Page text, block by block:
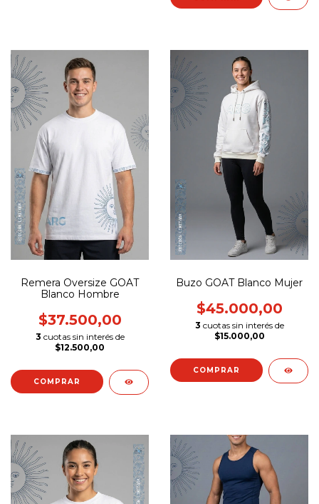
Remera Oversize GOAT
Blanco Hombre
$37.500,00
3 cuotas sin interés de
$12.500,00
COMPRAR
Buzo GOAT Blanco Mujer
$45.000,00
3 cuotas sin interés de
$15.000,00
COMPRAR